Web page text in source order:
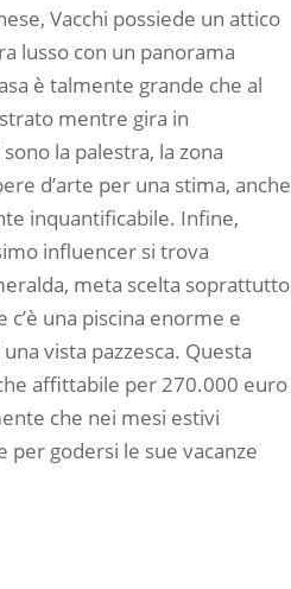
Vacchi possiede un attico
lusso con un panorama
è talmente grande che al
mentre gira in
la palestra, la zona
d’arte per una stima, anche
inquantificabile. Infine,
influencer si trova
meta scelta soprattutto
una piscina enorme e
vista pazzesca. Questa
affittabile per 270.000 euro
che nei mesi estivi
per godersi le sue vacanze